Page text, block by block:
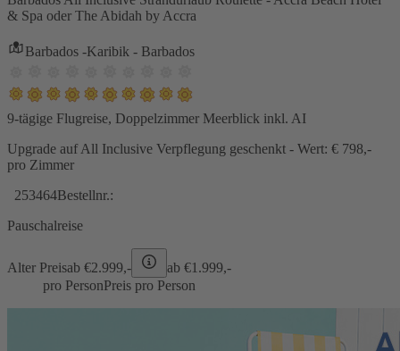
& Spa oder The Abidah by Accra
Barbados -Karibik - Barbados
9-tägige Flugreise, Doppelzimmer Meerblick inkl. AI
Upgrade auf All Inclusive Verpflegung geschenkt - Wert: € 798,-
pro Zimmer
253464Bestellnr.:
Pauschalreise
Alter Preisab €2.999,- ab €1.999,-
pro PersonPreis pro Person